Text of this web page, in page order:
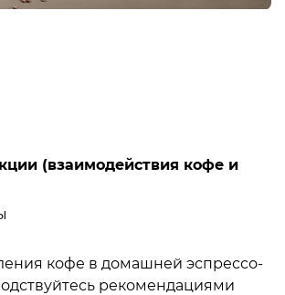
(взаимодействия кофе и
кофе в домашней эспрессо-
рекомендациями